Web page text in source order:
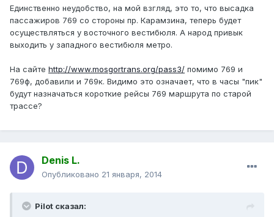
Единственно неудобство, на мой взгляд, это то, что высадка
пассажиров 769 со стороны пр. Карамзина, теперь будет
осуществляться у восточного вестибюля. А народ привык
выходить у западного вестибюля метро.
На сайте http://www.mosgortrans.org/pass3/ помимо 769 и
769ф, добавили и 769к. Видимо это означает, что в часы "пик"
будут назначаться короткие рейсы 769 маршрута по старой
трассе?
Denis L.
Опубликовано 21 января, 2014
Pilot сказал: